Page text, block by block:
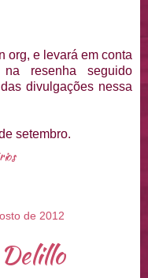
org, e levará em conta
na resenha seguido
divulgações nessa
setembro.
de 2012